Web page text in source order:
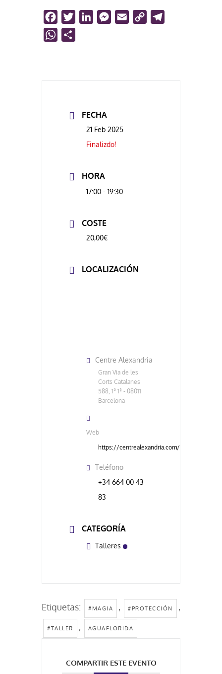
FacebookTwitterLinkedInMessenger
Email
Copy
WhatsApp
FECHA
21 Feb 2025
Finalizdo!
HORA
17:00 - 19:30
COSTE
20,00€
LOCALIZACIÓN
Centre Alexandria
Gran Via de les
Corts Catalanes
588, 1º 1ª - 08011
Barcelona
Web
https://centrealexandria.com/
Teléfono
+34 664 00 43
83
CATEGORÍA
Talleres
Etiquetas: #MAGIA , #PROTECCIÓN ,
#TALLER , AGUAFLORIDA
COMPARTIR ESTE EVENTO